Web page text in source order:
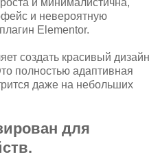
и минималистична,
и невероятную
Elementor.
создать красивый дизайн
полностью адаптивная
даже на небольших
для